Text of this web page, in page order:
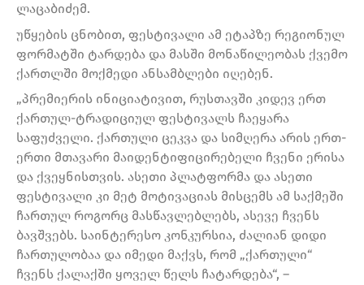
ლაცაბიძემ.
უწყების ცნობით, ფესტივალი ამ ეტაპზე რეგიონულ
ფორმატში ტარდება და მასში მონაწილეობას ქვემო
ქართლში მოქმედი ანსამბლები იღებენ.
„პრემიერის ინიციატივით, რუსთავში კიდევ ერთ
ქართულ-ტრადიციულ ფესტივალს ჩაეყარა
საფუძველი. ქართული ცეკვა და სიმღერა არის ერთ-
ერთი მთავარი მაიდენტიფიცირებელი ჩვენი ერისა
და ქვეყნისთვის. ასეთი პლატფორმა და ასეთი
ფესტივალი კი მეტ მოტივაციას მისცემს ამ საქმეში
ჩართულ როგორც მასწავლებლებს, ასევე ჩვენს
ბავშვებს. საინტერესო კონკურსია, ძალიან დიდი
ჩართულობაა და იმედი მაქვს, რომ „ქართული“
ჩვენს ქალაქში ყოველ წელს ჩატარდება“, –